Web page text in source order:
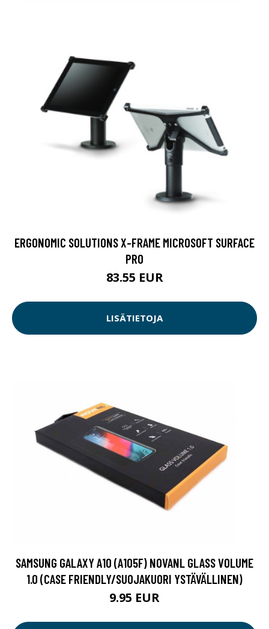
ERGONOMIC SOLUTIONS X-FRAME MICROSOFT SURFACE
PRO
83.55 EUR
LISÄTIETOJA
SAMSUNG GALAXY A10 (A105F) NOVANL GLASS VOLUME
1.0 (CASE FRIENDLY/SUOJAKUORI YSTÄVÄLLINEN)
9.95 EUR